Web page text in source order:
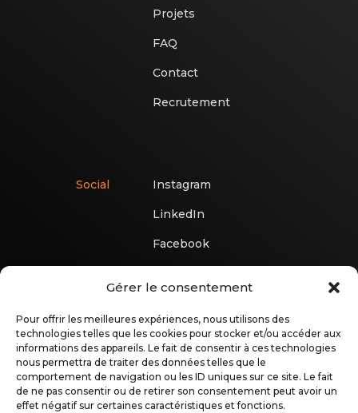
Gérer le consentement
Pour offrir les meilleures expériences, nous utilisons des
technologies telles que les cookies pour stocker et/ou accéder aux
informations des appareils. Le fait de consentir à ces technologies
nous permettra de traiter des données telles que le
comportement de navigation ou les ID uniques sur ce site. Le fait
de ne pas consentir ou de retirer son consentement peut avoir un
effet négatif sur certaines caractéristiques et fonctions.
Projets
FAQ
Contact
Recrutement
Social Instagram
LinkedIn
Facebook